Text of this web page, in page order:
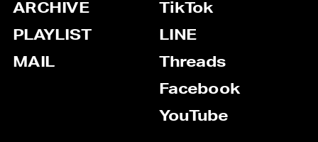
ARCHIVE
PLAYLIST
MAIL
TikTok
LINE
Threads
Facebook
YouTube